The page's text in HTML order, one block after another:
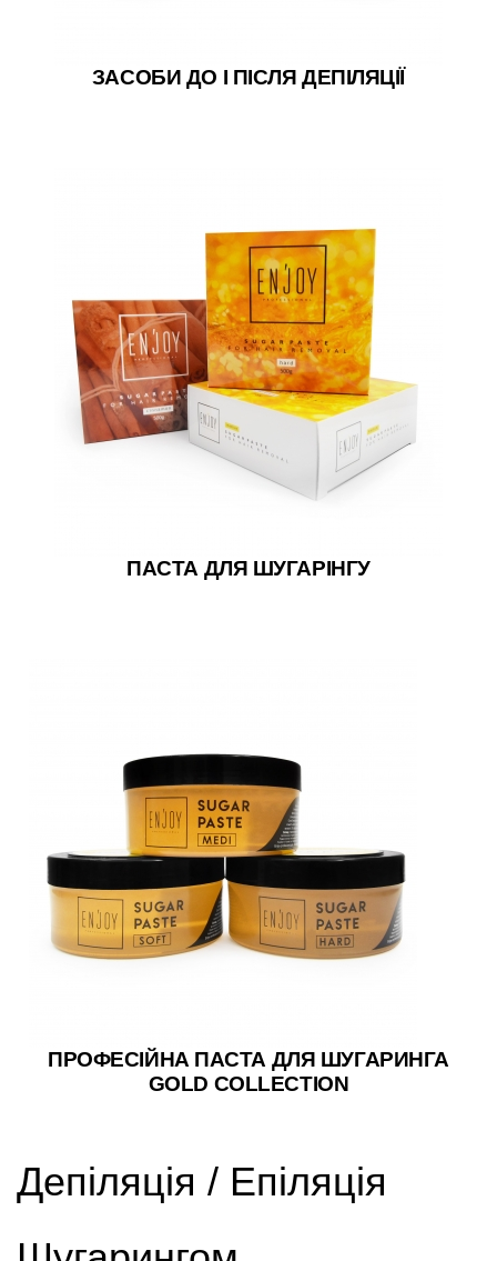
ЗАСОБИ ДО І ПІСЛЯ ДЕПІЛЯЦІЇ
ПАСТА ДЛЯ ШУГАРІНГУ
ПРОФЕСІЙНА ПАСТА ДЛЯ ШУГАРИНГА
GOLD COLLECTION
Депіляція / Епіляція